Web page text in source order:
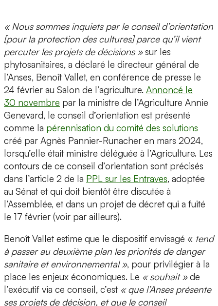
« Nous sommes inquiets par le conseil d’orientation
[pour la protection des cultures] parce qu’il vient
percuter les projets de décisions »sur les
phytosanitaires, a déclaré le directeur général de
l’Anses, Benoît Vallet, en conférence de presse le
24 février au Salon de l’agriculture. Annoncé le
30 novembre par la ministre de l’Agriculture Annie
Genevard, le conseil d’orientation est présenté
comme la pérennisation du comité des solutions
créé par Agnès Pannier-Runacher en mars 2024,
lorsqu’elle était ministre déléguée à l’Agriculture. Les
contours de ce conseil d’orientation sont précisés
dans l’article 2 de la PPL sur les Entraves, adoptée
au Sénat et qui doit bientôt être discutée à
l’Assemblée, et dans un projet de décret qui a fuité
le 17 février (voir par ailleurs).
Benoît Vallet estime que le dispositif envisagé « tend
à passer au deuxième plan les priorités de danger
sanitaire et environnemental », pour privilégier à la
place les enjeux économiques. Le « souhait »de
l’exécutif via ce conseil, c’est « que l’Anses présente
ses projets de décision, et que le conseil